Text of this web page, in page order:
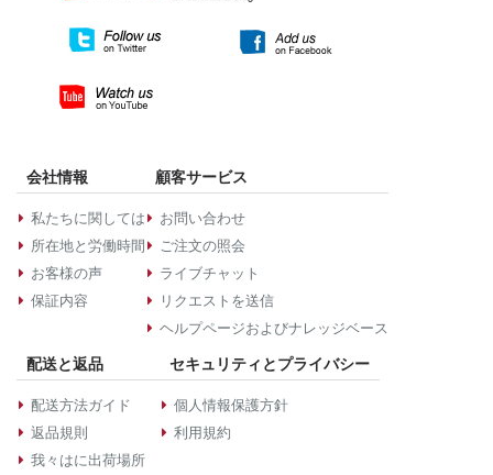
会社情報
私たちに関しては
所在地と労働時間
お客様の声
保証内容
顧客サービス
お問い合わせ
ご注文の照会
ライブチャット
リクエストを送信
ヘルプページおよびナレッジベース
配送と返品
配送方法ガイド
返品規則
我々はに出荷場所
セキュリティとプライバシー
個人情報保護方針
利用規約